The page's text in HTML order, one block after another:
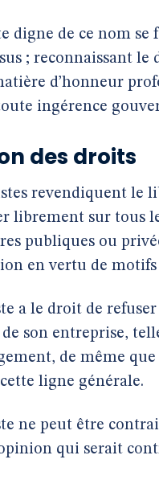
digne de ce nom se
; reconnaissant
d’honneur
ingérence
des droits
revendiquent le
librement sur tous
publiques ou
en vertu de
a le droit de
son entreprise,
de même
ligne générale.
ne peut être
qui serait